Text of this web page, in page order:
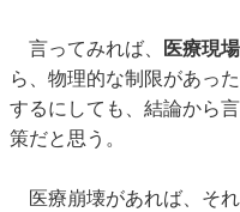
言ってみれば、 医療現
ら、物理的な制限があっ
するにしても、結論から
策だと思う。
医療崩壊があれば、そ